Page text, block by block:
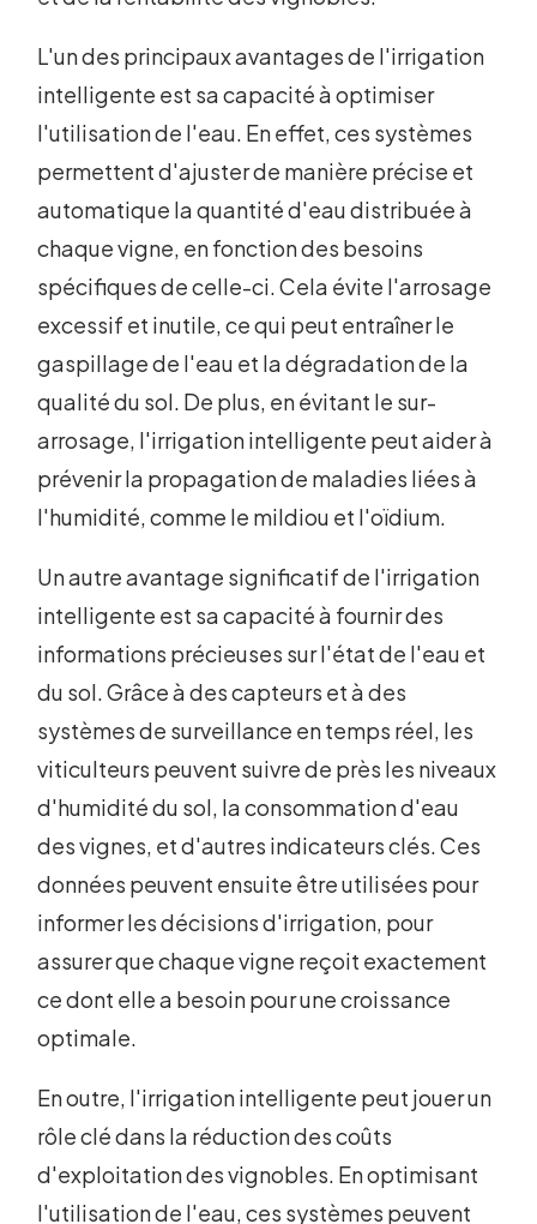
L'un des principaux avantages de l'irrigation
intelligente est sa capacité à optimiser
l'utilisation de l'eau. En effet, ces systèmes
permettent d'ajuster de manière précise et
automatique la quantité d'eau distribuée à
chaque vigne, en fonction des besoins
spécifiques de celle-ci. Cela évite l'arrosage
excessif et inutile, ce qui peut entraîner le
gaspillage de l'eau et la dégradation de la
qualité du sol. De plus, en évitant le sur-
arrosage, l'irrigation intelligente peut aider à
prévenir la propagation de maladies liées à
l'humidité, comme le mildiou et l'oïdium.
Un autre avantage significatif de l'irrigation
intelligente est sa capacité à fournir des
informations précieuses sur l'état de l'eau et
du sol. Grâce à des capteurs et à des
systèmes de surveillance en temps réel, les
viticulteurs peuvent suivre de près les niveaux
d'humidité du sol, la consommation d'eau
des vignes, et d'autres indicateurs clés. Ces
données peuvent ensuite être utilisées pour
informer les décisions d'irrigation, pour
assurer que chaque vigne reçoit exactement
ce dont elle a besoin pour une croissance
optimale.
En outre, l'irrigation intelligente peut jouer un
rôle clé dans la réduction des coûts
d'exploitation des vignobles. En optimisant
l'utilisation de l'eau, ces systèmes peuvent